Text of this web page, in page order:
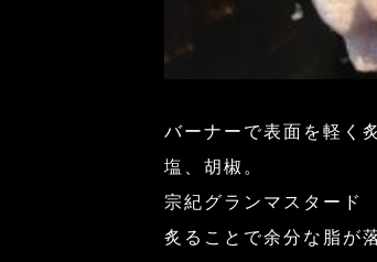
バーナーで表面を軽く
塩、胡椒。
宗紀グランマスタード
炙ることで余分な脂が